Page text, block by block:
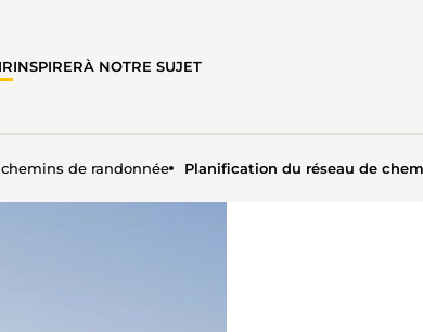
INSPIRERÀ NOTRE SUJET
de randonnée Planification du réseau de
CHEMINS DE